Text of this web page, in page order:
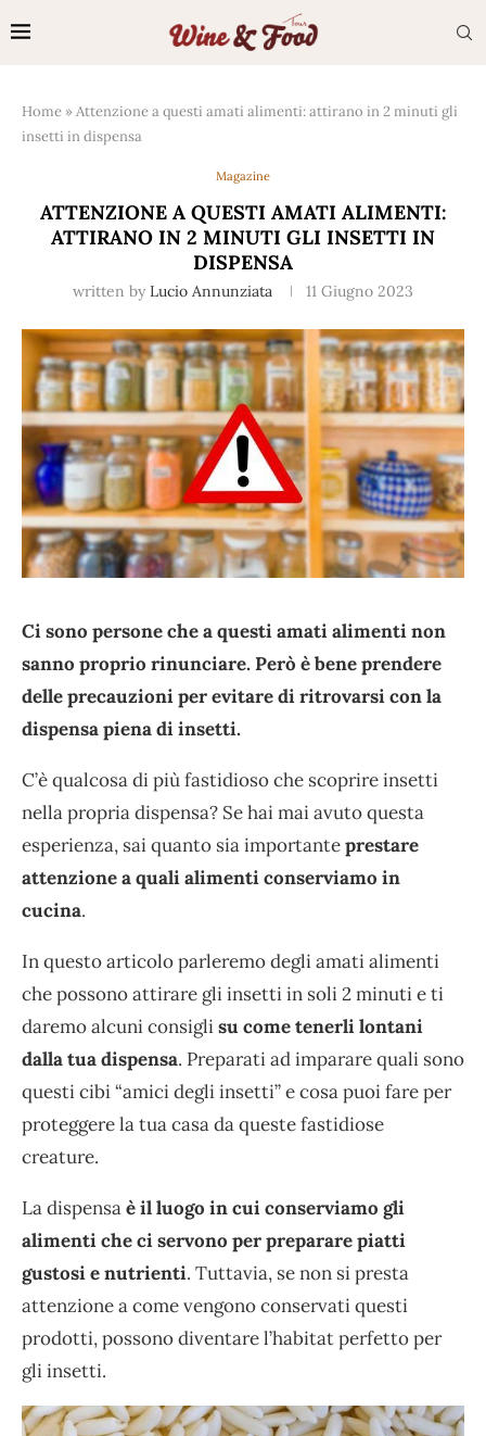
Home »Attenzione a questi amati alimenti: attirano in 2 minuti gli
insetti in dispensa
Magazine
ATTENZIONE A QUESTI AMATI ALIMENTI:
ATTIRANO IN 2 MINUTI GLI INSETTI IN
DISPENSA
written by Lucio Annunziata 11 Giugno 2023
Ci sono persone che a questi amati alimenti non
sanno proprio rinunciare. Però è bene prendere
delle precauzioni per evitare di ritrovarsi con la
dispensa piena di insetti.
C’è qualcosa di più fastidioso che scoprire insetti
nella propria dispensa? Se hai mai avuto questa
esperienza, sai quanto sia importanteprestare
attenzione a quali alimenti conserviamo in
cucina.
In questo articolo parleremo degli amati alimenti
che possono attirare gli insetti in soli 2 minuti e ti
daremo alcuni consiglisu come tenerli lontani
dalla tua dispensa. Preparati ad imparare quali sono
questi cibi “amici degli insetti” e cosa puoi fare per
proteggere la tua casa da queste fastidiose
creature.
La dispensaè il luogo in cui conserviamo gli
alimenti che ci servono per preparare piatti
gustosi e nutrienti. Tuttavia, se non si presta
attenzione a come vengono conservati questi
prodotti, possono diventare l’habitat perfetto per
gli insetti.